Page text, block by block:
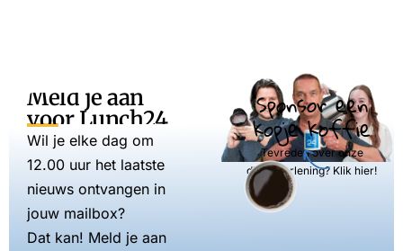
Meld je aan
voor Lunch24
Wil je elke dag om
12.00 uur het laatste
nieuws ontvangen in
jouw mailbox?
Dat kan! Meld je aan
Sponsor een
kopje koffie
Tevreden over onze
dienstverlening? Klik hier!